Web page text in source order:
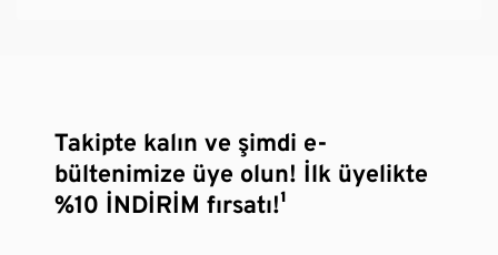
Takipte kalın ve şimdi e-
bültenimize üye olun! İlk üyelikte
%10 İNDİRİM fırsatı!¹